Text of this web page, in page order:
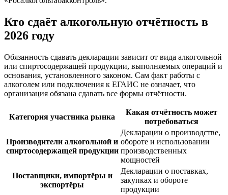
Кто сдаёт алкогольную отчётность в
2026 году
Обязанность сдавать декларации зависит от вида алкогольной
или спиртосодержащей продукции, выполняемых операций и
основания, установленного законом. Сам факт работы с
алкоголем или подключения к ЕГАИС не означает, что
организация обязана сдавать все формы отчётности.
Категория участника рынка
Какая отчётность может
потребоваться
Производители алкогольной и
спиртосодержащей продукции
Декларации о производстве,
обороте и использовании
производственных
мощностей
Поставщики, импортёры и
экспортёры
Декларации о поставках,
закупках и обороте
продукции